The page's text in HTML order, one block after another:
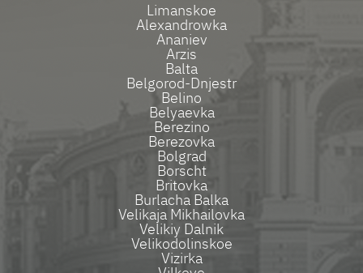
Limanskoe
Alexandrowka
Ananiev
Arzis
Balta
Belgorod-Dnjestr
Belino
Belyaevka
Berezino
Berezovka
Bolgrad
Borscht
Britovka
Burlacha Balka
Velikaja Mikhailovka
Velikiy Dalnik
Velikodolinskoe
Vizirka